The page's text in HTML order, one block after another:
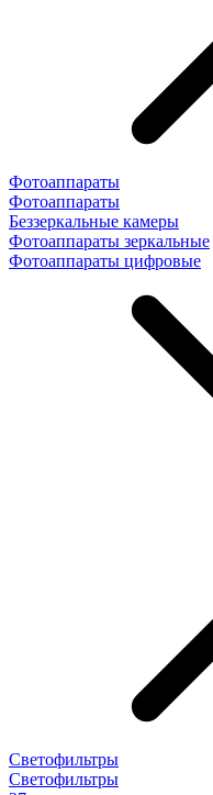
Фотоаппараты
Фотоаппараты
Беззеркальные камеры
Фотоаппараты зеркальные
Фотоаппараты цифровые
Светофильтры
Светофильтры